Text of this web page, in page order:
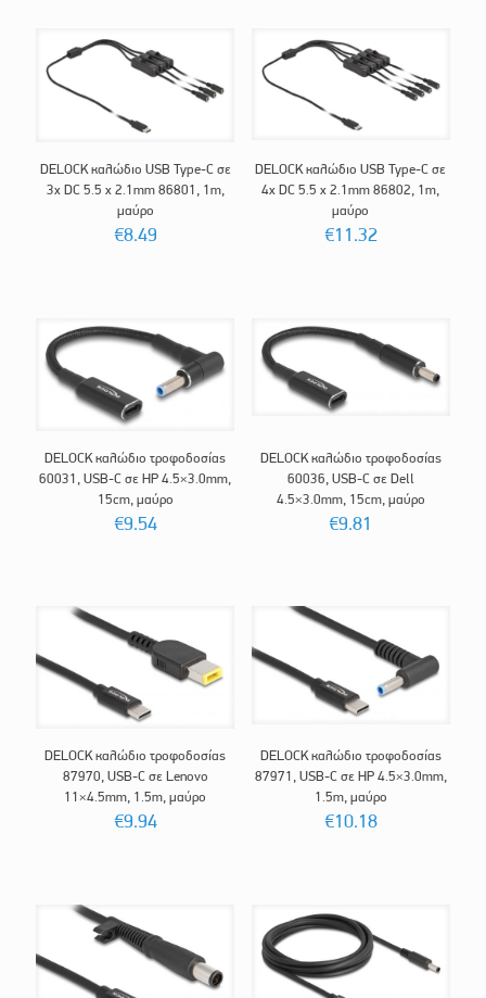
DELOCK καλώδιο USB Type-C σε
3x DC 5.5 x 2.1mm 86801, 1m,
μαύρο
€8.49
DELOCK καλώδιο USB Type-C σε
4x DC 5.5 x 2.1mm 86802, 1m,
μαύρο
€11.32
DELOCK καλώδιο τροφοδοσίας
60031, USB-C σε HP 4.5×3.0mm,
15cm, μαύρο
€9.54
DELOCK καλώδιο τροφοδοσίας
60036, USB-C σε Dell
4.5×3.0mm, 15cm, μαύρο
€9.81
DELOCK καλώδιο τροφοδοσίας
87970, USB-C σε Lenovo
11×4.5mm, 1.5m, μαύρο
€9.94
DELOCK καλώδιο τροφοδοσίας
87971, USB-C σε HP 4.5×3.0mm,
1.5m, μαύρο
€10.18